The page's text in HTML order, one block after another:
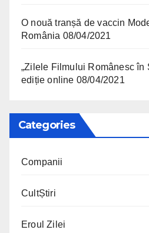
O nouă tranșă de vaccin
România 08/04/2021
„Zilele Filmului Românesc în
ediție online 08/04/2021
Categories
Companii
CultȘtiri
Eroul Zilei